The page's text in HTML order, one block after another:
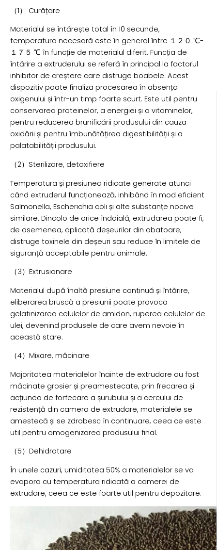
（1） Curățare
Materialul se întărește total în 10 secunde,
temperatura necesară este în general între １２０ ℃-
１７５ ℃ în funcție de materialul diferit. Funcția de
întărire a extruderului se referă în principal la factorul
inhibitor de creștere care distruge boabele. Acest
dispozitiv poate finaliza procesarea în absența
oxigenului și într-un timp foarte scurt. Este util pentru
conservarea proteinelor, a energiei și a vitaminelor,
pentru reducerea brunificării produsului din cauza
oxidării și pentru îmbunătățirea digestibilității și a
palatabilității produsului.
（2）Sterilizare, detoxifiere
Temperatura și presiunea ridicate generate atunci
când extruderul funcționează, inhibând în mod eficient
Salmonella, Escherichia coli și alte substanțe nocive
similare. Dincolo de orice îndoială, extrudarea poate fi,
de asemenea, aplicată deșeurilor din abatoare,
distruge toxinele din deșeuri sau reduce în limitele de
siguranță acceptabile pentru animale.
（3）Extrusionare
Materialul după înaltă presiune continuă și întărire,
eliberarea bruscă a presiunii poate provoca
gelatinizarea celulelor de amidon, ruperea celulelor de
ulei, devenind produsele de care avem nevoie în
această stare.
（4）Mixare, măcinare
Majoritatea materialelor înainte de extrudare au fost
măcinate grosier și preamestecate, prin frecarea și
acțiunea de forfecare a șurubului și a cercului de
rezistență din camera de extrudare, materialele se
amestecă și se zdrobesc în continuare, ceea ce este
util pentru omogenizarea produsului final.
（5）Dehidratare
În unele cazuri, umiditatea 50% a materialelor se va
evapora cu temperatura ridicată a camerei de
extrudare, ceea ce este foarte util pentru depozitare.